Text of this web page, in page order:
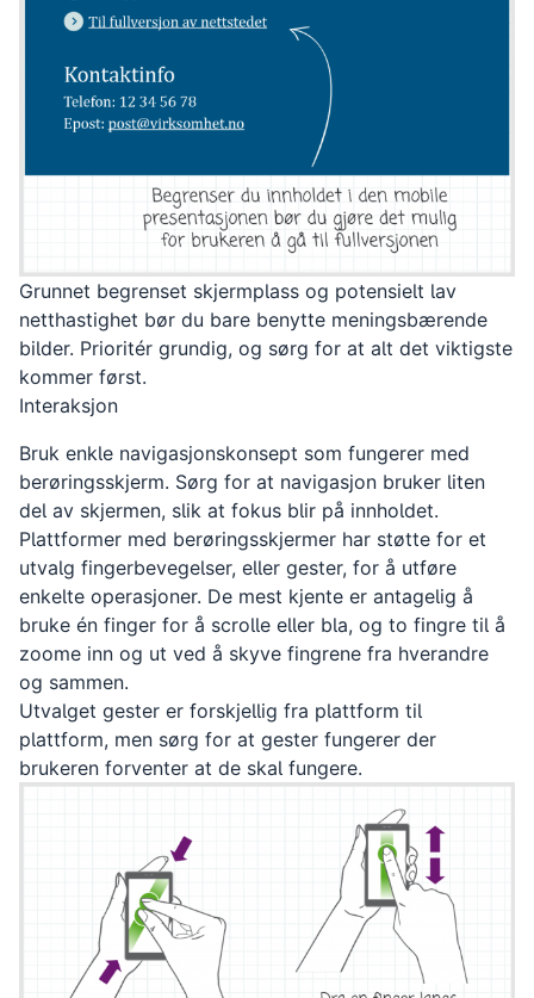
Grunnet begrenset skjermplass og potensielt lav
netthastighet bør du bare benytte meningsbærende
bilder. Prioritér grundig, og sørg for at alt det viktigste
kommer først.
Interaksjon
Bruk enkle navigasjonskonsept som fungerer med
berøringsskjerm. Sørg for at navigasjon bruker liten
del av skjermen, slik at fokus blir på innholdet.
Plattformer med berøringsskjermer har støtte for et
utvalg fingerbevegelser, eller gester, for å utføre
enkelte operasjoner. De mest kjente er antagelig å
bruke én finger for å scrolle eller bla, og to fingre til å
zoome inn og ut ved å skyve fingrene fra hverandre
og sammen.
Utvalget gester er forskjellig fra plattform til
plattform, men sørg for at gester fungerer der
brukeren forventer at de skal fungere.